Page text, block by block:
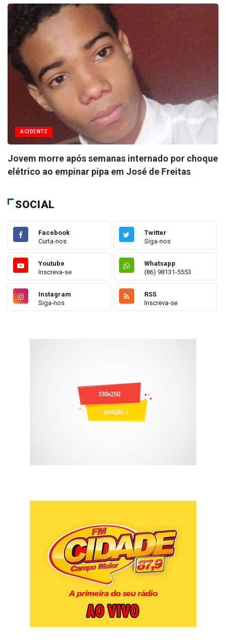
ACIDENTE
Jovem morre após semanas internado por choque
elétrico ao empinar pipa em José de Freitas
SOCIAL
Facebook
Curta-nos
Twitter
Siga-nos
Youtube
Inscreva-se
Whatsapp
(86) 98131-5553
Instagram
Siga-nos
RSS
Inscreva-se